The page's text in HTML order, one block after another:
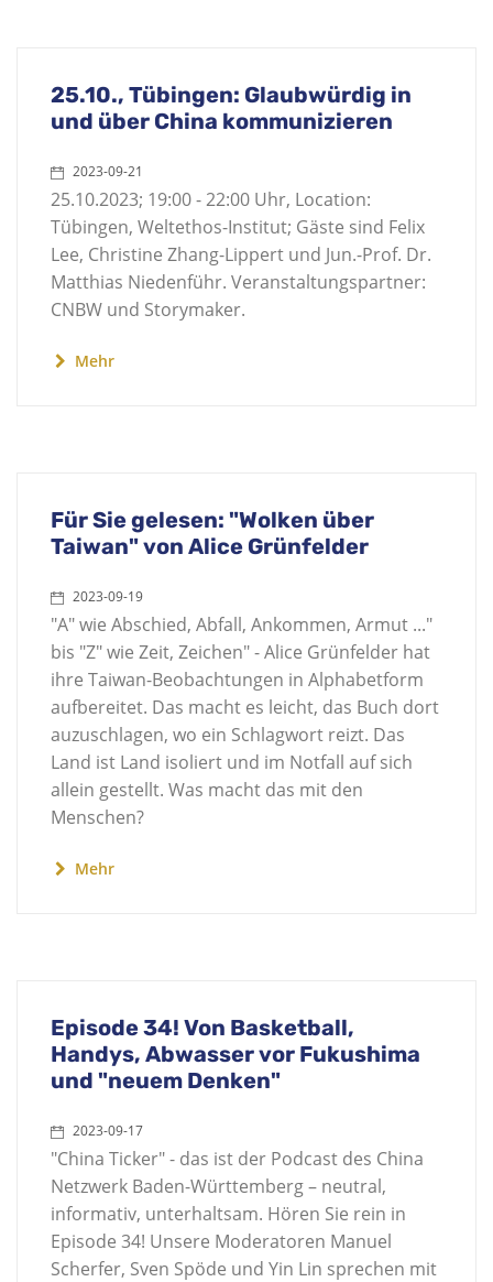
25.10., Tübingen: Glaubwürdig in
und über China kommunizieren
2023-09-21
25.10.2023; 19:00 - 22:00 Uhr, Location:
Tübingen, Weltethos-Institut; Gäste sind Felix
Lee, Christine Zhang-Lippert und Jun.-Prof. Dr.
Matthias Niedenführ. Veranstaltungspartner:
CNBW und Storymaker.
Mehr
Für Sie gelesen: "Wolken über
Taiwan" von Alice Grünfelder
2023-09-19
"A" wie Abschied, Abfall, Ankommen, Armut ..."
bis "Z" wie Zeit, Zeichen" - Alice Grünfelder hat
ihre Taiwan-Beobachtungen in Alphabetform
aufbereitet. Das macht es leicht, das Buch dort
auzuschlagen, wo ein Schlagwort reizt. Das
Land ist Land isoliert und im Notfall auf sich
allein gestellt. Was macht das mit den
Menschen?
Mehr
Episode 34! Von Basketball,
Handys, Abwasser vor Fukushima
und "neuem Denken"
2023-09-17
"China Ticker" - das ist der Podcast des China
Netzwerk Baden-Württemberg – neutral,
informativ, unterhaltsam. Hören Sie rein in
Episode 34! Unsere Moderatoren Manuel
Scherfer, Sven Spöde und Yin Lin sprechen mit